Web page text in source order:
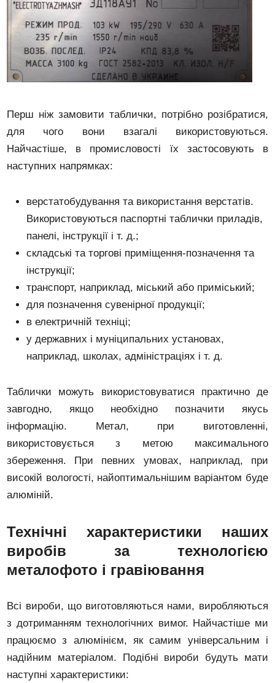
Перш ніж замовити таблички, потрібно розібратися,
для чого вони взагалі використовуються.
Найчастіше, в промисловості їх застосовують в
наступних напрямках:
верстатобудування та використання верстатів.
Використовуються паспортні таблички приладів,
панелі, інструкції і т. д.;
складські та торгові приміщення-позначення та
інструкції;
транспорт, наприклад, міський або приміський;
для позначення сувенірної продукції;
в електричній техніці;
у державних і муніципальних установах,
наприклад, школах, адміністраціях і т. д.
Таблички можуть використовуватися практично де
завгодно, якщо необхідно позначити якусь
інформацію. Метал, при виготовленні,
використовується з метою максимального
збереження. При певних умовах, наприклад, при
високій вологості, найоптимальнішим варіантом буде
алюміній.
Технічні характеристики наших
виробів за технологією
металофото і гравіювання
Всі вироби, що виготовляються нами, виробляються
з дотриманням технологічних вимог. Найчастіше ми
працюємо з алюмінієм, як самим універсальним і
надійним матеріалом. Подібні вироби будуть мати
наступні характеристики: